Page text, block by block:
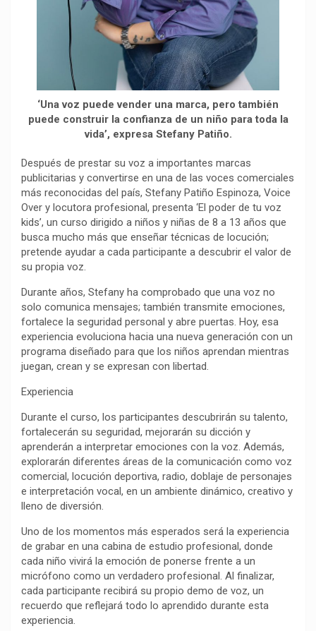
‘Una voz puede vender una marca, pero también
puede construir la confianza de un niño para toda la
vida’, expresa Stefany Patiño.
Después de prestar su voz a importantes marcas
publicitarias y convertirse en una de las voces comerciales
más reconocidas del país, Stefany Patiño Espinoza, Voice
Over y locutora profesional, presenta ‘El poder de tu voz
kids’, un curso dirigido a niños y niñas de 8 a 13 años que
busca mucho más que enseñar técnicas de locución;
pretende ayudar a cada participante a descubrir el valor de
su propia voz.
Durante años, Stefany ha comprobado que una voz no
solo comunica mensajes; también transmite emociones,
fortalece la seguridad personal y abre puertas. Hoy, esa
experiencia evoluciona hacia una nueva generación con un
programa diseñado para que los niños aprendan mientras
juegan, crean y se expresan con libertad.
Experiencia
Durante el curso, los participantes descubrirán su talento,
fortalecerán su seguridad, mejorarán su dicción y
aprenderán a interpretar emociones con la voz. Además,
explorarán diferentes áreas de la comunicación como voz
comercial, locución deportiva, radio, doblaje de personajes
e interpretación vocal, en un ambiente dinámico, creativo y
lleno de diversión.
Uno de los momentos más esperados será la experiencia
de grabar en una cabina de estudio profesional, donde
cada niño vivirá la emoción de ponerse frente a un
micrófono como un verdadero profesional. Al finalizar,
cada participante recibirá su propio demo de voz, un
recuerdo que reflejará todo lo aprendido durante esta
experiencia.